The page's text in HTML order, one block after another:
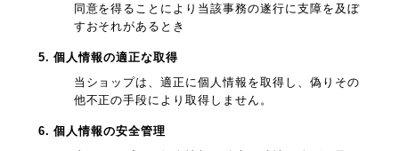
同意を得ることにより当該事務の遂行に支障を及ぼ
すおそれがあるとき
5. 個人情報の適正な取得
当ショップは、適正に個人情報を取得し、偽りその
他不正の手段により取得しません。
6. 個人情報の安全管理